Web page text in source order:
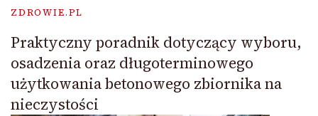
ZDROWIE.PL
Praktyczny poradnik dotyczący wyboru,
osadzenia oraz długoterminowego
użytkowania betonowego zbiornika na
nieczystości